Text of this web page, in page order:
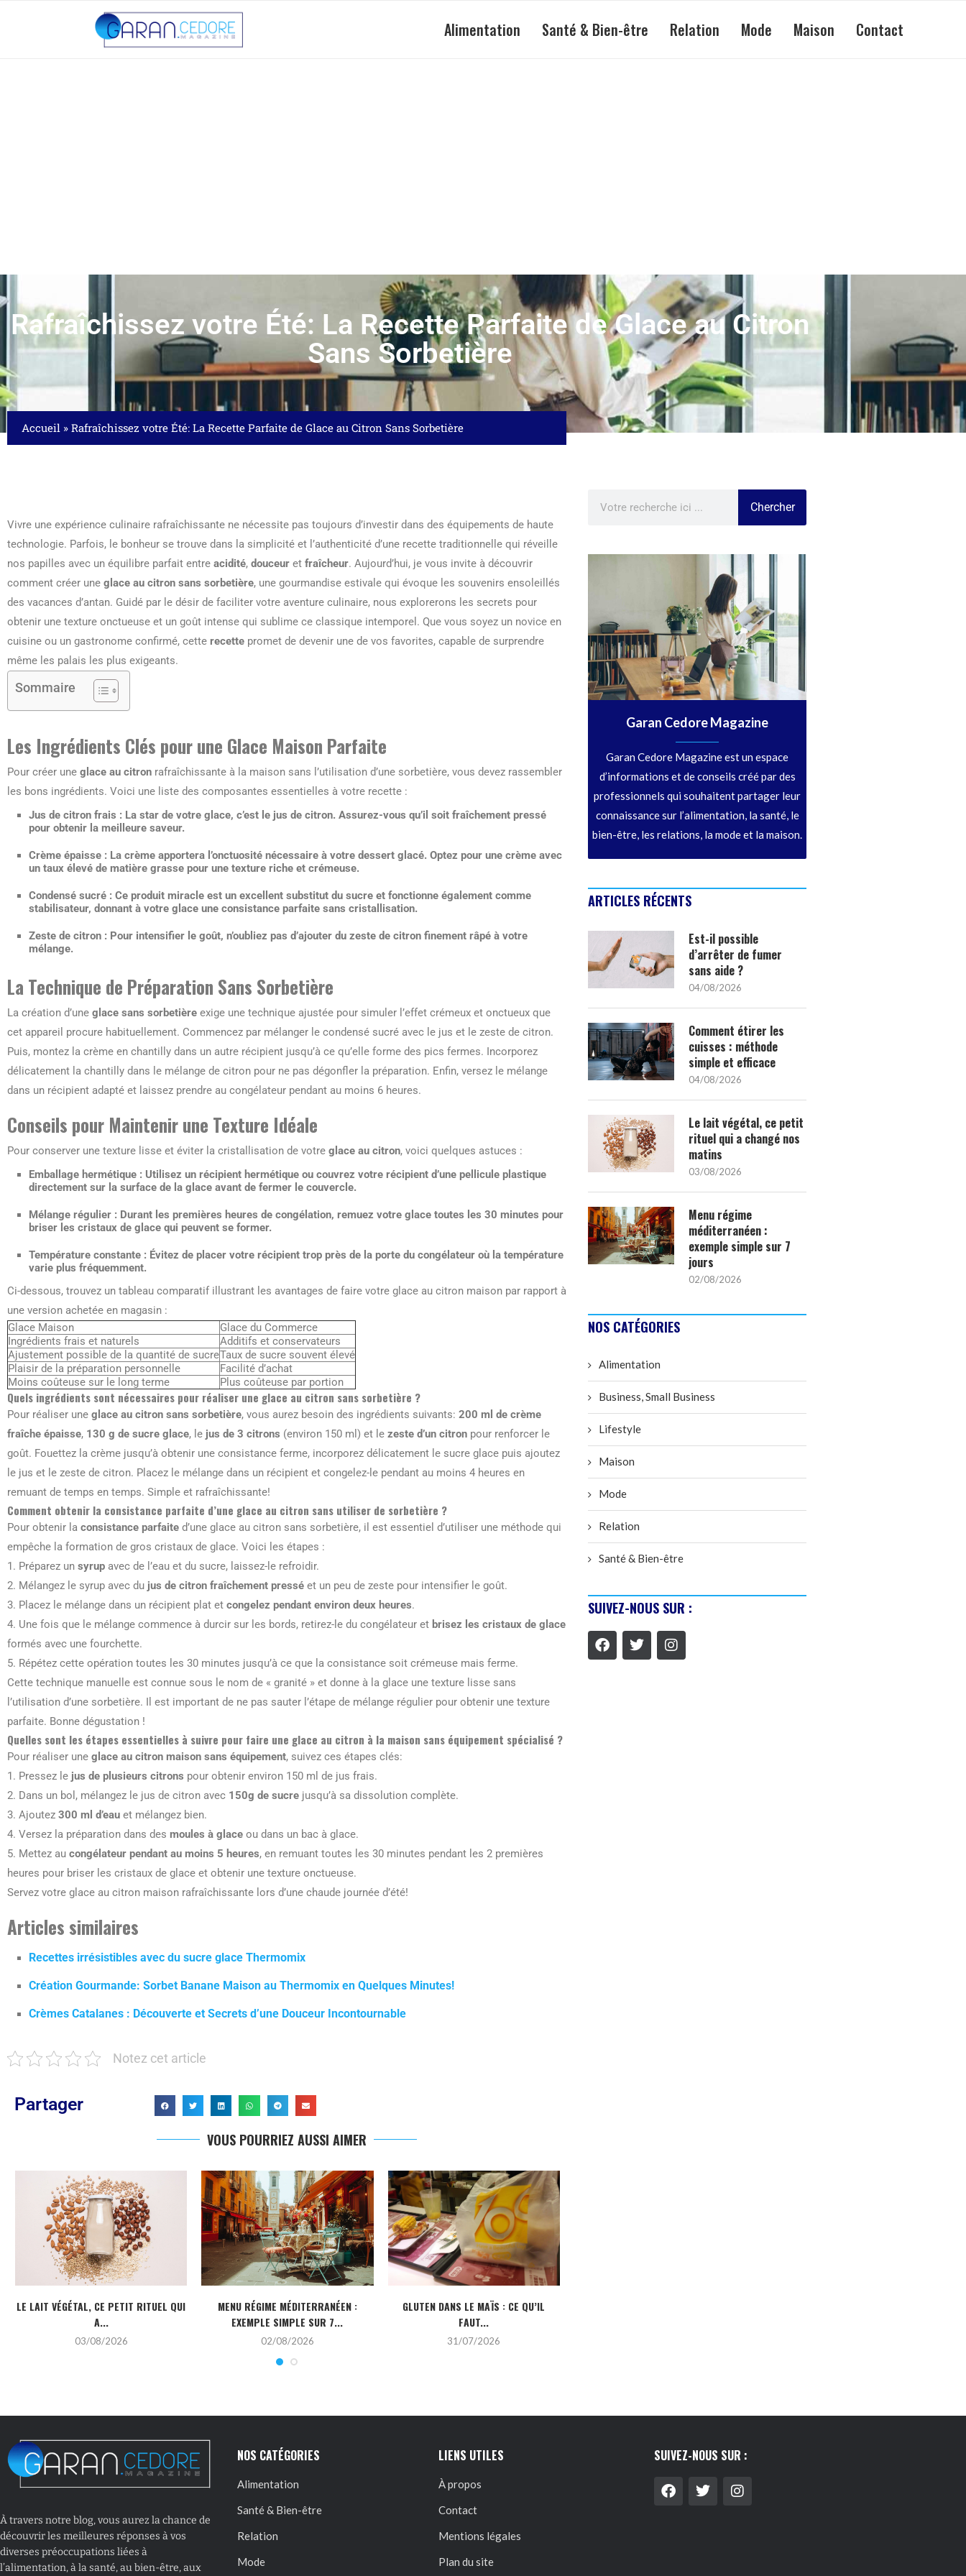
Alimentation Santé & Bien-être Relation Mode Maison Contact
Rafraîchissez votre Été: La Recette Parfaite de Glace au Citron
Sans Sorbetière
Accueil » Rafraîchissez votre Été: La Recette Parfaite de Glace au Citron Sans Sorbetière
Vivre une expérience culinaire rafraîchissante ne nécessite pas toujours d’investir dans des équipements de haute
technologie. Parfois, le bonheur se trouve dans la simplicité et l’authenticité d’une recette traditionnelle qui réveille
nos papilles avec un équilibre parfait entre acidité, douceur et fraîcheur. Aujourd’hui, je vous invite à découvrir
comment créer une glace au citron sans sorbetière, une gourmandise estivale qui évoque les souvenirs ensoleillés
des vacances d’antan. Guidé par le désir de faciliter votre aventure culinaire, nous explorerons les secrets pour
obtenir une texture onctueuse et un goût intense qui sublime ce classique intemporel. Que vous soyez un novice en
cuisine ou un gastronome confirmé, cette recette promet de devenir une de vos favorites, capable de surprendre
même les palais les plus exigeants.
Sommaire
Les Ingrédients Clés pour une Glace Maison Parfaite
Pour créer une glace au citron rafraîchissante à la maison sans l’utilisation d’une sorbetière, vous devez rassembler
les bons ingrédients. Voici une liste des composantes essentielles à votre recette :
Jus de citron frais : La star de votre glace, c’est le jus de citron. Assurez-vous qu’il soit fraîchement pressé
pour obtenir la meilleure saveur.
Crème épaisse : La crème apportera l’onctuosité nécessaire à votre dessert glacé. Optez pour une crème avec
un taux élevé de matière grasse pour une texture riche et crémeuse.
Condensé sucré : Ce produit miracle est un excellent substitut du sucre et fonctionne également comme
stabilisateur, donnant à votre glace une consistance parfaite sans cristallisation.
Zeste de citron : Pour intensifier le goût, n’oubliez pas d’ajouter du zeste de citron finement râpé à votre
mélange.
La Technique de Préparation Sans Sorbetière
La création d’une glace sans sorbetière exige une technique ajustée pour simuler l’effet crémeux et onctueux que
cet appareil procure habituellement. Commencez par mélanger le condensé sucré avec le jus et le zeste de citron.
Puis, montez la crème en chantilly dans un autre récipient jusqu’à ce qu’elle forme des pics fermes. Incorporez
délicatement la chantilly dans le mélange de citron pour ne pas dégonfler la préparation. Enfin, versez le mélange
dans un récipient adapté et laissez prendre au congélateur pendant au moins 6 heures.
Conseils pour Maintenir une Texture Idéale
Pour conserver une texture lisse et éviter la cristallisation de votre glace au citron, voici quelques astuces :
Emballage hermétique : Utilisez un récipient hermétique ou couvrez votre récipient d’une pellicule plastique
directement sur la surface de la glace avant de fermer le couvercle.
Mélange régulier : Durant les premières heures de congélation, remuez votre glace toutes les 30 minutes pour
briser les cristaux de glace qui peuvent se former.
Température constante : Évitez de placer votre récipient trop près de la porte du congélateur où la température
varie plus fréquemment.
Ci-dessous, trouvez un tableau comparatif illustrant les avantages de faire votre glace au citron maison par rapport à
une version achetée en magasin :
Glace Maison
Glace du Commerce
Ingrédients frais et naturels
Additifs et conservateurs
Ajustement possible de la quantité de sucreTaux de sucre souvent élevé
Plaisir de la préparation personnelle
Facilité d’achat
Moins coûteuse sur le long terme
Plus coûteuse par portion
Quels ingrédients sont nécessaires pour réaliser une glace au citron sans sorbetière ?
Pour réaliser une glace au citron sans sorbetière, vous aurez besoin des ingrédients suivants: 200 ml de crème
fraîche épaisse, 130 g de sucre glace, le jus de 3 citrons (environ 150 ml) et le zeste d’un citron pour renforcer le
goût. Fouettez la crème jusqu’à obtenir une consistance ferme, incorporez délicatement le sucre glace puis ajoutez
le jus et le zeste de citron. Placez le mélange dans un récipient et congelez-le pendant au moins 4 heures en
remuant de temps en temps. Simple et rafraîchissante!
Comment obtenir la consistance parfaite d’une glace au citron sans utiliser de sorbetière ?
Pour obtenir la consistance parfaite d’une glace au citron sans sorbetière, il est essentiel d’utiliser une méthode qui
empêche la formation de gros cristaux de glace. Voici les étapes :
1. Préparez un syrup avec de l’eau et du sucre, laissez-le refroidir.
2. Mélangez le syrup avec du jus de citron fraîchement pressé et un peu de zeste pour intensifier le goût.
3. Placez le mélange dans un récipient plat et congelez pendant environ deux heures.
4. Une fois que le mélange commence à durcir sur les bords, retirez-le du congélateur et brisez les cristaux de glace
formés avec une fourchette.
5. Répétez cette opération toutes les 30 minutes jusqu’à ce que la consistance soit crémeuse mais ferme.
Cette technique manuelle est connue sous le nom de « granité » et donne à la glace une texture lisse sans
l’utilisation d’une sorbetière. Il est important de ne pas sauter l’étape de mélange régulier pour obtenir une texture
parfaite. Bonne dégustation !
Quelles sont les étapes essentielles à suivre pour faire une glace au citron à la maison sans équipement spécialisé ?
Pour réaliser une glace au citron maison sans équipement, suivez ces étapes clés:
1. Pressez le jus de plusieurs citrons pour obtenir environ 150 ml de jus frais.
2. Dans un bol, mélangez le jus de citron avec 150g de sucre jusqu’à sa dissolution complète.
3. Ajoutez 300 ml d’eau et mélangez bien.
4. Versez la préparation dans des moules à glace ou dans un bac à glace.
5. Mettez au congélateur pendant au moins 5 heures, en remuant toutes les 30 minutes pendant les 2 premières
heures pour briser les cristaux de glace et obtenir une texture onctueuse.
Servez votre glace au citron maison rafraîchissante lors d’une chaude journée d’été!
Articles similaires
Recettes irrésistibles avec du sucre glace Thermomix
Création Gourmande: Sorbet Banane Maison au Thermomix en Quelques Minutes!
Crèmes Catalanes : Découverte et Secrets d’une Douceur Incontournable
Notez cet article
Partager
VOUS POURRIEZ AUSSI AIMER
LE LAIT VÉGÉTAL, CE PETIT RITUEL QUI
A...
03/08/2026
MENU RÉGIME MÉDITERRANÉEN :
EXEMPLE SIMPLE SUR 7...
02/08/2026
GLUTEN DANS LE MAÏS : CE QU’IL
FAUT...
31/07/2026
Chercher
Garan Cedore Magazine
Garan Cedore Magazine est un espace
d’informations et de conseils créé par des
professionnels qui souhaitent partager leur
connaissance sur l’alimentation, la santé, le
bien-être, les relations, la mode et la maison.
ARTICLES RÉCENTS
Est-il possible
d’arrêter de fumer
sans aide ?
04/08/2026
Comment étirer les
cuisses : méthode
simple et efficace
04/08/2026
Le lait végétal, ce petit
rituel qui a changé nos
matins
03/08/2026
Menu régime
méditerranéen :
exemple simple sur 7
jours
02/08/2026
NOS CATÉGORIES
Alimentation
Business, Small Business
Lifestyle
Maison
Mode
Relation
Santé & Bien-être
SUIVEZ-NOUS SUR :
À travers notre blog, vous aurez la chance de
découvrir les meilleures réponses à vos
diverses préoccupations liées à
l’alimentation, à la santé, au bien-être, aux
NOS CATÉGORIES
Alimentation
Santé & Bien-être
Relation
Mode
LIENS UTILES
À propos
Contact
Mentions légales
Plan du site
SUIVEZ-NOUS SUR :